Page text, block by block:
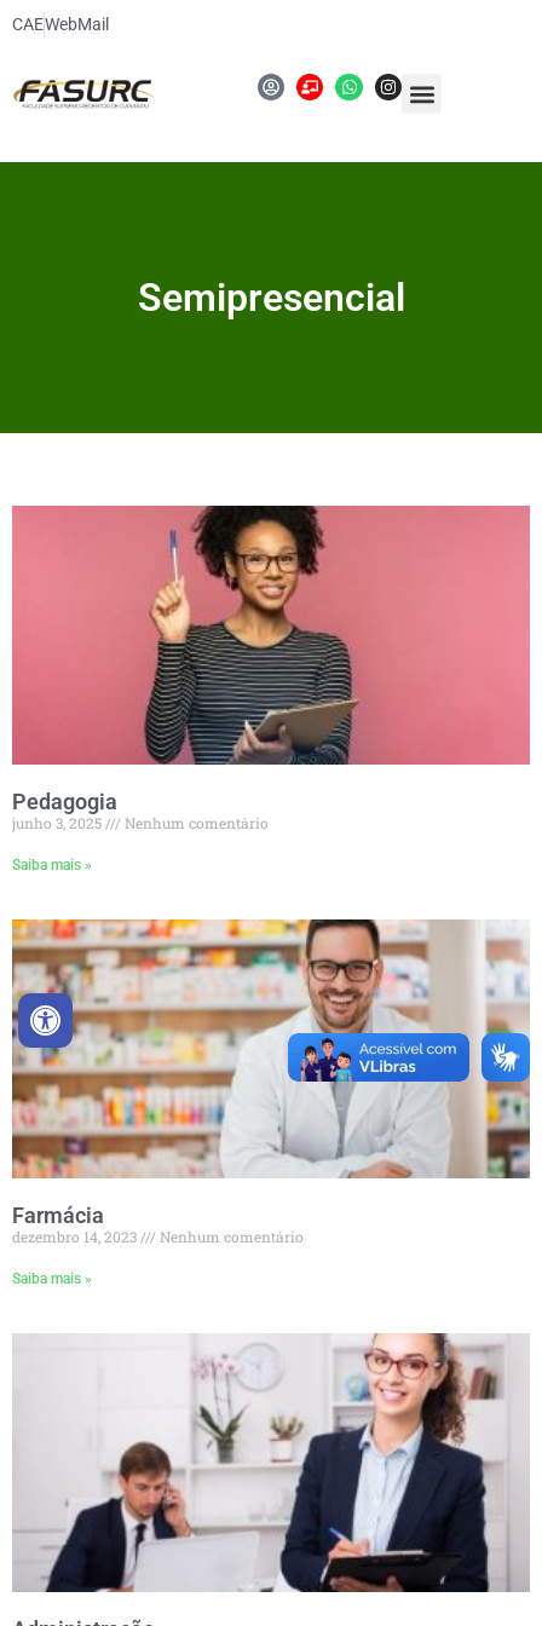
Abrir a barra de ferramentas
CAEWebMail
Semipresencial
Pedagogia
junho 3, 2025 Nenhum comentário
Saiba mais »
Farmácia
dezembro 14, 2023 Nenhum comentário
Saiba mais »